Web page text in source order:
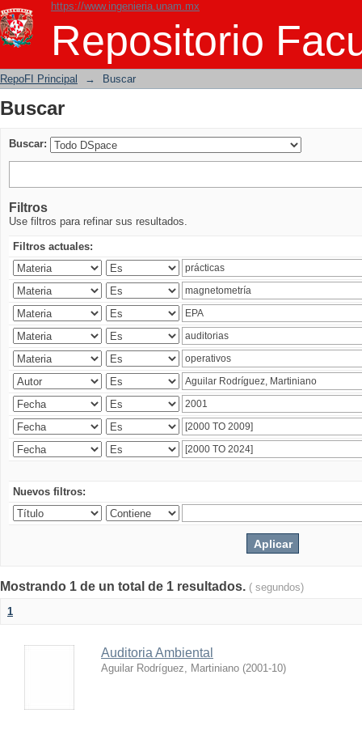
https://www.ingenieria.unam.mx
Repositorio
Buscar
RepoFI Principal → Buscar
Buscar
Buscar:
Filtros
Use filtros para refinar sus resultados.
Filtros actuales:
Nuevos filtros:
Mostrando 1 de un total de 1 resultados. ( segundos)
1
Auditoria Ambiental
Aguilar Rodríguez, Martiniano (2001-10)